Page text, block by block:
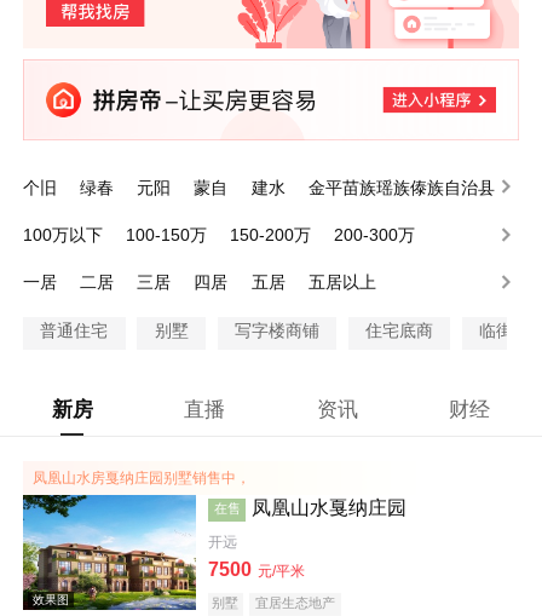
个旧 绿春 元阳 蒙自 建水
金平苗族瑶族傣族自治县
100万以下
100-150万 150-200万
200-300万
一居
二居 三居 四居 五居 五居以上
普通住宅 别墅 写字楼商铺 住宅底商 临街商
新房 直播 资讯 财经
凤凰山水房戛纳庄园别墅销售中，
在售 凤凰山水戛纳庄园
开远
7500 元/平米
别墅 宜居生态地产